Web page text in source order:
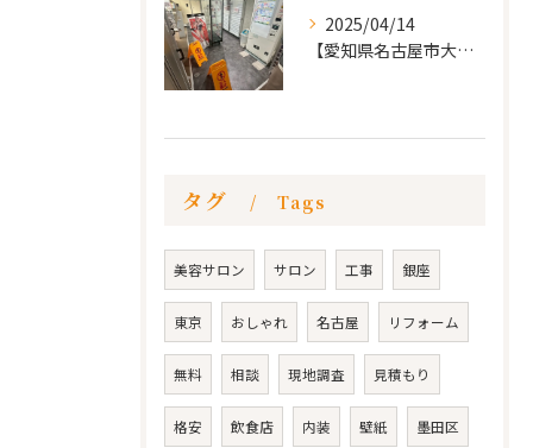
2025/04/14
【愛知県名古屋市大須 カードショップ屋のリノベーション
タグ Tags
美容サロン サロン 工事 銀座
東京 おしゃれ 名古屋 リフォーム
無料 相談 現地調査 見積もり
格安 飲食店 内装 壁紙 墨田区